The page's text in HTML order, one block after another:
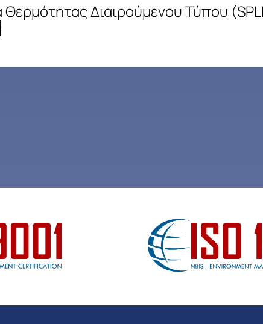
Θερμότητας Διαιρούμενου Τύπου